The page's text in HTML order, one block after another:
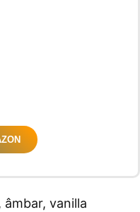
vanilla